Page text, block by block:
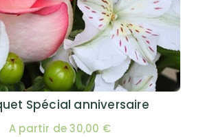
Spécial anniversaire
A partir de 30,00 €